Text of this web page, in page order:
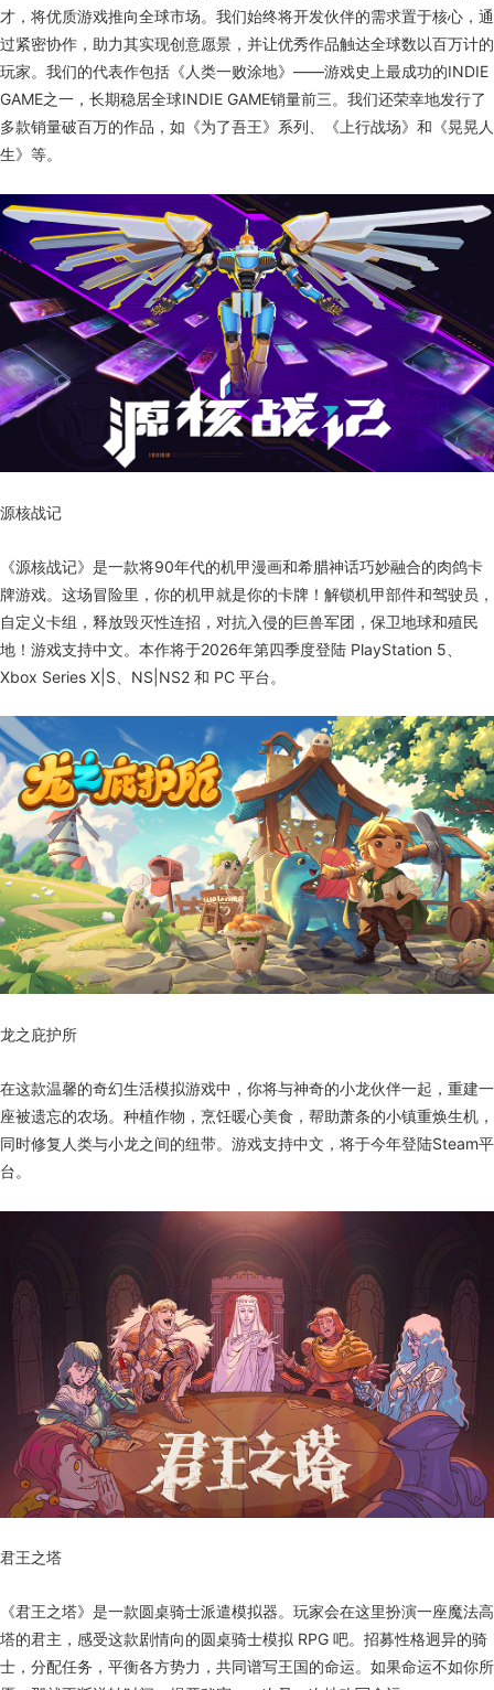
才，将优质游戏推向全球市场。我们始终将开发伙伴的需求置于核心，通
过紧密协作，助力其实现创意愿景，并让优秀作品触达全球数以百万计的
玩家。我们的代表作包括《人类一败涂地》——游戏史上最成功的INDIE
GAME之一，长期稳居全球INDIE GAME销量前三。我们还荣幸地发行了
多款销量破百万的作品，如《为了吾王》系列、《上行战场》和《晃晃人
生》等。
源核战记
《源核战记》是一款将90年代的机甲漫画和希腊神话巧妙融合的肉鸽卡
牌游戏。这场冒险里，你的机甲就是你的卡牌！解锁机甲部件和驾驶员，
自定义卡组，释放毁灭性连招，对抗入侵的巨兽军团，保卫地球和殖民
地！游戏支持中文。本作将于2026年第四季度登陆 PlayStation 5、
Xbox Series X|S、NS|NS2 和 PC 平台。
龙之庇护所
在这款温馨的奇幻生活模拟游戏中，你将与神奇的小龙伙伴一起，重建一
座被遗忘的农场。种植作物，烹饪暖心美食，帮助萧条的小镇重焕生机，
同时修复人类与小龙之间的纽带。游戏支持中文，将于今年登陆Steam平
台。
君王之塔
《君王之塔》是一款圆桌骑士派遣模拟器。玩家会在这里扮演一座魔法高
塔的君主，感受这款剧情向的圆桌骑士模拟 RPG 吧。招募性格迥异的骑
士，分配任务，平衡各方势力，共同谱写王国的命运。如果命运不如你所